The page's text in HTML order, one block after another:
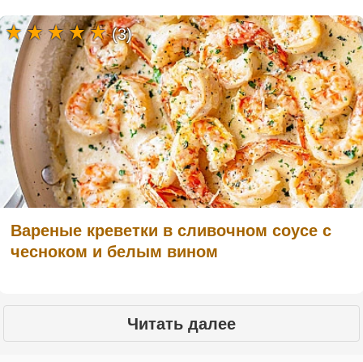
Вареные креветки в сливочном соусе с
чесноком и белым вином
(3)
Читать далее